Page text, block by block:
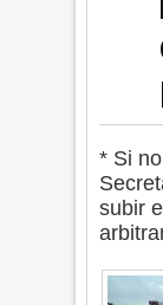
* Si
subir